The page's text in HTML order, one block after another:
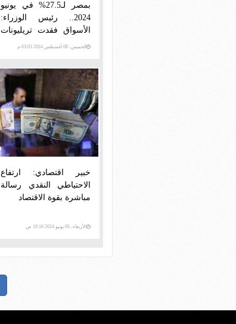
بمصر لـ27.5% في يونيو
2024.. رئيس الوزراء:
الأسواق فقدت تريليونات
الدولارات من قيمتها
الخميس، 08 أغسطس 2024 03:03 م
خبير اقتصادي: ارتفاع
الاحتياطي النقدي رسالة
مباشرة بقوة الاقتصاد
الأربعاء، 05 يونيو 2024 10:16 ص